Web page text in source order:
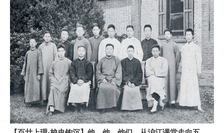
照片，串联起一代代上理人的风华正茂和青涩模样。1913年沪江大
学首届毕业生合影1913年，尚处于初创期的沪江大学培养出建校以
来首届两名毕业生——郑章成和邬志坚。这张古朴庄重的黑白合
影，两位学长身姿挺拔、眼眸沉静，是那个年代读书人特有的清正
和书香。郑章成毕业后赴美留学，获布朗大学硕士、耶鲁大学博士
学位，1919年回国后终身服务母校。他开创了沪江大学生物学系，
长期担任系主任和理学院院长，抗战期间又毅然出任沪江书院院务
长、院长，为保存沪江火种殚精竭虑。邬志坚则在留美归来后投身